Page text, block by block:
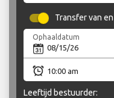
Transfer van
Ophaaldatum
Leeftijd bestuurder: